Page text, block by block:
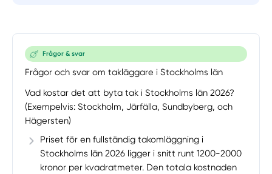
Frågor & svar
Frågor och svar om takläggare i Stockholms län
Vad kostar det att byta tak i Stockholms län 2026?
(Exempelvis: Stockholm, Järfälla, Sundbyberg, och
Hägersten)
Priset för en fullständig takomläggning i
Stockholms län 2026 ligger i snitt runt 1200-2000
kronor per kvadratmeter. Den totala kostnaden